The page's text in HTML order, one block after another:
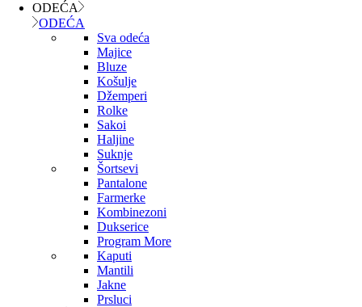
ODEĆA
ODEĆA
Sva odeća
Majice
Bluze
Košulje
Džemperi
Rolke
Sakoi
Haljine
Suknje
Šortsevi
Pantalone
Farmerke
Kombinezoni
Dukserice
Program More
Kaputi
Mantili
Jakne
Prsluci